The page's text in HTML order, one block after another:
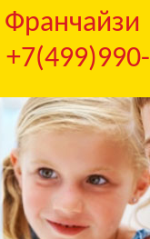
Франчайзи